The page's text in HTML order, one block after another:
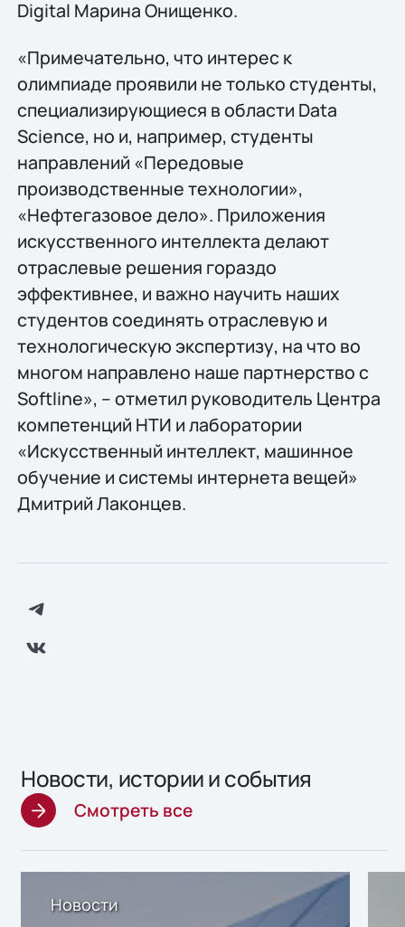
Digital Марина Онищенко.
«Примечательно, что интерес к
олимпиаде проявили не только студенты,
специализирующиеся в области Data
Science, но и, например, студенты
направлений «Передовые
производственные технологии»,
«Нефтегазовое дело». Приложения
искусственного интеллекта делают
отраслевые решения гораздо
эффективнее, и важно научить наших
студентов соединять отраслевую и
технологическую экспертизу, на что во
многом направлено наше партнерство с
Softline», – отметил руководитель Центра
компетенций НТИ и лаборатории
«Искусственный интеллект, машинное
обучение и системы интернета вещей»
Дмитрий Лаконцев.
Новости, истории и события
Смотреть все
Новости